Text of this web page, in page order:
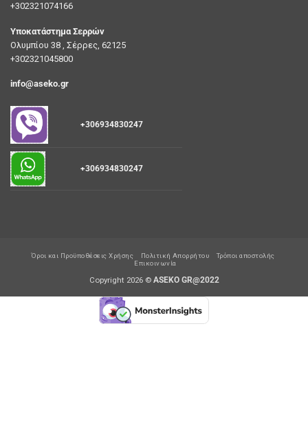
+302321074166
Υποκατάστημα Σερρών
Ολυμπίου 38 , Σέρρες, 62125
+302321045800
info@aseko.gr
+306934830247
+306934830247
Όροι και Προϋποθέσεις Χρήσης Πολιτική Απορρήτου
Τρόποι αποστολής
Επικοινωνία
Copyright 2026 © ASEKO GR@2022